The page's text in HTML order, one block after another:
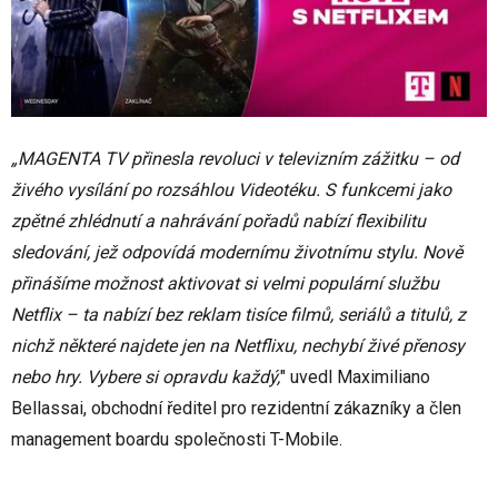
„MAGENTA TV přinesla revoluci v televizním zážitku – od
živého vysílání po rozsáhlou Videotéku. S funkcemi jako
zpětné zhlédnutí a nahrávání pořadů nabízí flexibilitu
sledování, jež odpovídá modernímu životnímu stylu. Nově
přinášíme možnost aktivovat si velmi populární službu
Netflix – ta nabízí bez reklam tisíce filmů, seriálů a titulů, z
nichž některé najdete jen na Netflixu, nechybí živé přenosy
nebo hry. Vybere si opravdu každý," uvedl Maximiliano
Bellassai, obchodní ředitel pro rezidentní zákazníky a člen
management boardu společnosti T-Mobile.